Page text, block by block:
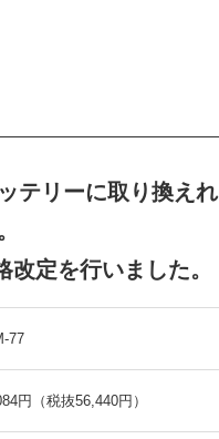
テリーに取り換え
定を行いました。
77
円（税抜56,440円）